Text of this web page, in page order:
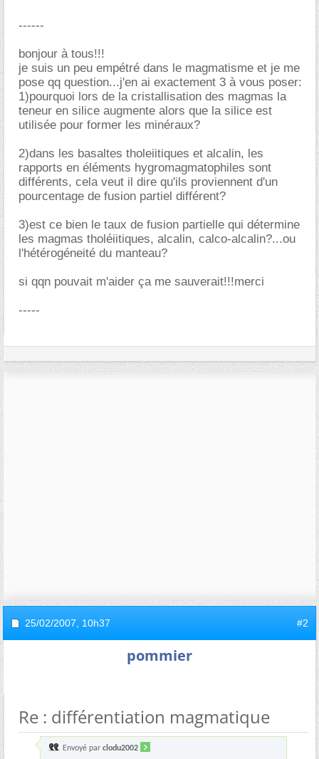
------
bonjour à tous!!!
je suis un peu empétré dans le magmatisme et je me
pose qq question...j'en ai exactement 3 à vous poser:
1)pourquoi lors de la cristallisation des magmas la
teneur en silice augmente alors que la silice est
utilisée pour former les minéraux?
2)dans les basaltes tholeiitiques et alcalin, les
rapports en éléments hygromagmatophiles sont
différents, cela veut il dire qu'ils proviennent d'un
pourcentage de fusion partiel différent?
3)est ce bien le taux de fusion partielle qui détermine
les magmas tholéiitiques, alcalin, calco-alcalin?...ou
l'hétérogéneité du manteau?
si qqn pouvait m'aider ça me sauverait!!!merci
-----
25/02/2007, 10h37 #2
pommier
Re : différentiation magmatique
Envoyé par clodu2002